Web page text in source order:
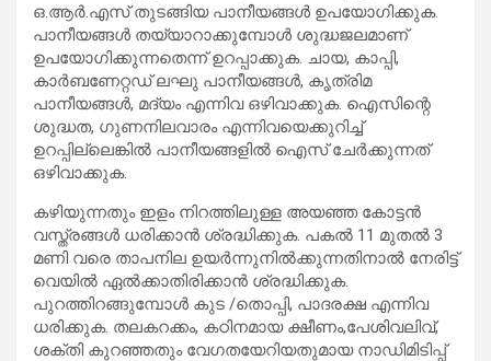
ഒ.ആർ.എസ് തുടങ്ങിയ പാനീയങ്ങൾ ഉപയോഗിക്കുക.
പാനീയങ്ങൾ തയ്യാറാക്കുമ്പോൾ ശുദ്ധജലമാണ്
ഉപയോഗിക്കുന്നതെന്ന് ഉറപ്പാക്കുക. ചായ, കാപ്പി,
കാർബണേറ്റഡ് ലഘു പാനീയങ്ങൾ, കൃത്രിമ
പാനീയങ്ങൾ, മദ്യം എന്നിവ ഒഴിവാക്കുക. ഐസിന്റെ
ശുദ്ധത, ഗുണനിലവാരം എന്നിവയെക്കുറിച്ച്
ഉറപ്പില്ലെങ്കിൽ പാനീയങ്ങളിൽ ഐസ് ചേർക്കുന്നത്
ഒഴിവാക്കുക.
കഴിയുന്നതും ഇളം നിറത്തിലുള്ള അയഞ്ഞ കോട്ടൻ
വസ്ത്രങ്ങൾ ധരിക്കാൻ ശ്രദ്ധിക്കുക. പകൽ 11 മുതൽ 3
മണി വരെ താപനില ഉയർന്നുനിൽക്കുന്നതിനാൽ നേരിട്ട്
വെയിൽ ഏൽക്കാതിരിക്കാൻ ശ്രദ്ധിക്കുക.
പുറത്തിറങ്ങുമ്പോൾ കുട /തൊപ്പി, പാദരക്ഷ എന്നിവ
ധരിക്കുക. തലകറക്കം, കഠിനമായ ക്ഷീണം,പേശിവലിവ്,
ശക്തി കുറഞ്ഞതും വേഗതയേറിയതുമായ നാഡിമിടിപ്പ്